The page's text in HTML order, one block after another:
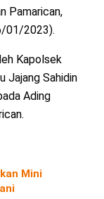
Pamarican,
01/2023).
Kapolsek
Jajang Sahidin
Ading
Mini